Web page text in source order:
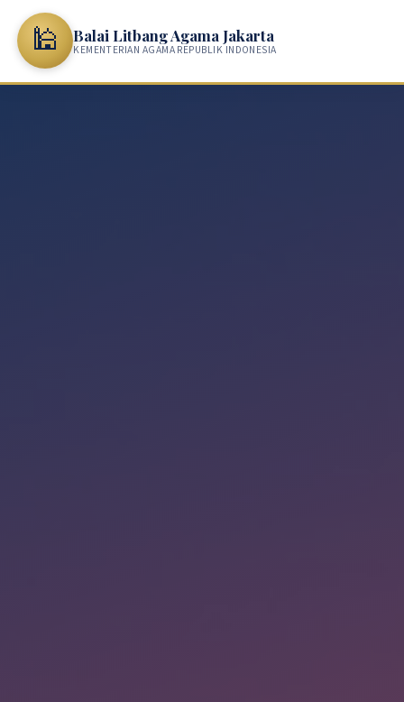
🕌 Balai Litbang Agama Jakarta
KEMENTERIAN AGAMA REPUBLIK INDONESIA